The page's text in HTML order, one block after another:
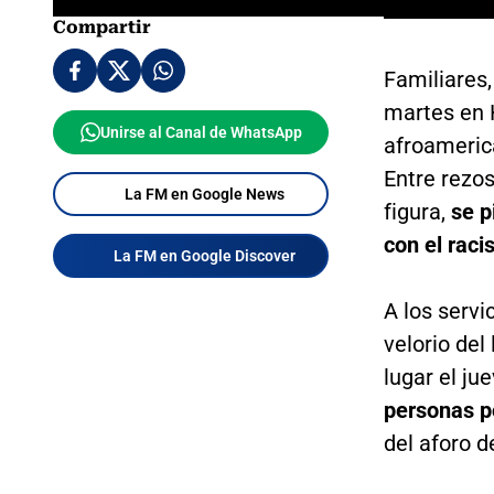
Compartir
Unirse al Canal de WhatsApp
La FM en Google News
La FM en Google Discover
martes en
Entre
figura, se
con el
A los
velorio del
lugar el
personas
del aforo